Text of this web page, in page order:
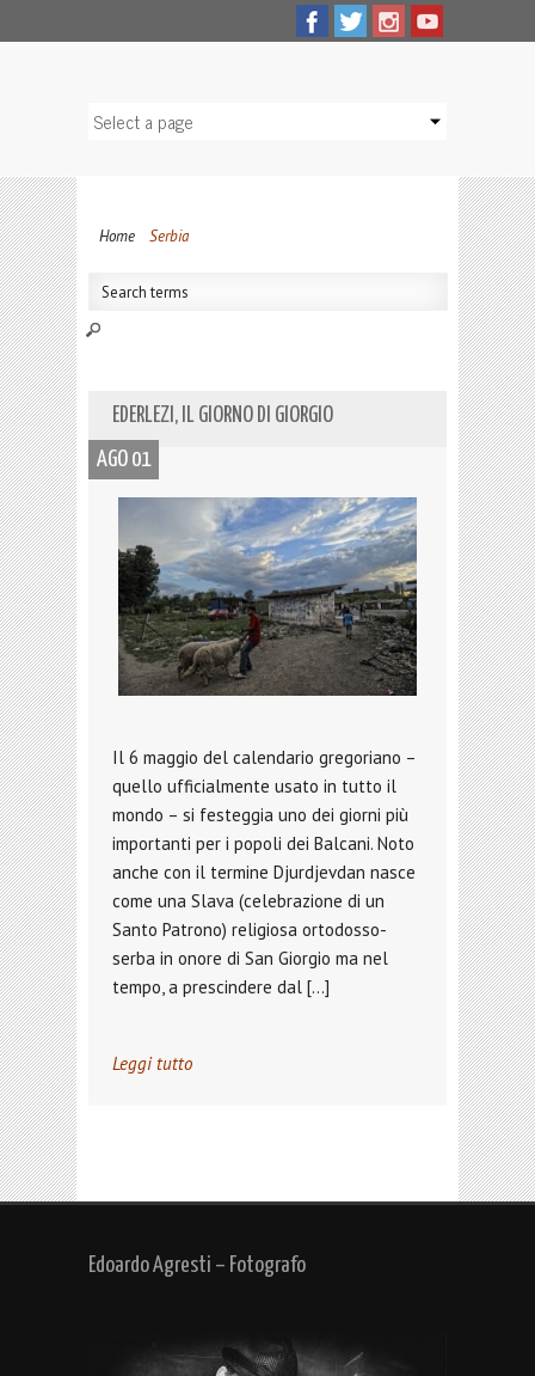
Home Serbia
EDERLEZI, IL GIORNO DI GIORGIO
AGO 01
Il 6 maggio del calendario gregoriano –
quello ufficialmente usato in tutto il
mondo – si festeggia uno dei giorni più
importanti per i popoli dei Balcani. Noto
anche con il termine Djurdjevdan nasce
come una Slava (celebrazione di un
Santo Patrono) religiosa ortodosso-
serba in onore di San Giorgio ma nel
tempo, a prescindere dal […]
Leggi tutto
Edoardo Agresti – Fotografo